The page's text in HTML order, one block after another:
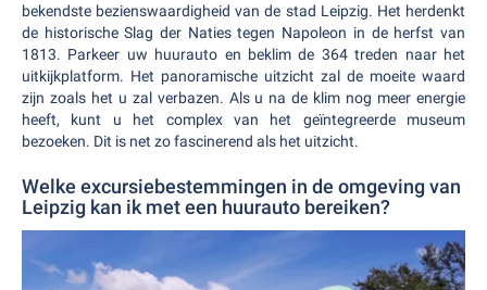
bekendste bezienswaardigheid van de stad Leipzig. Het herdenkt
de historische Slag der Naties tegen Napoleon in de herfst van
1813. Parkeer uw huurauto en beklim de 364 treden naar het
uitkijkplatform. Het panoramische uitzicht zal de moeite waard
zijn zoals het u zal verbazen. Als u na de klim nog meer energie
heeft, kunt u het complex van het geïntegreerde museum
bezoeken. Dit is net zo fascinerend als het uitzicht.
Welke excursiebestemmingen in de omgeving van
Leipzig kan ik met een huurauto bereiken?